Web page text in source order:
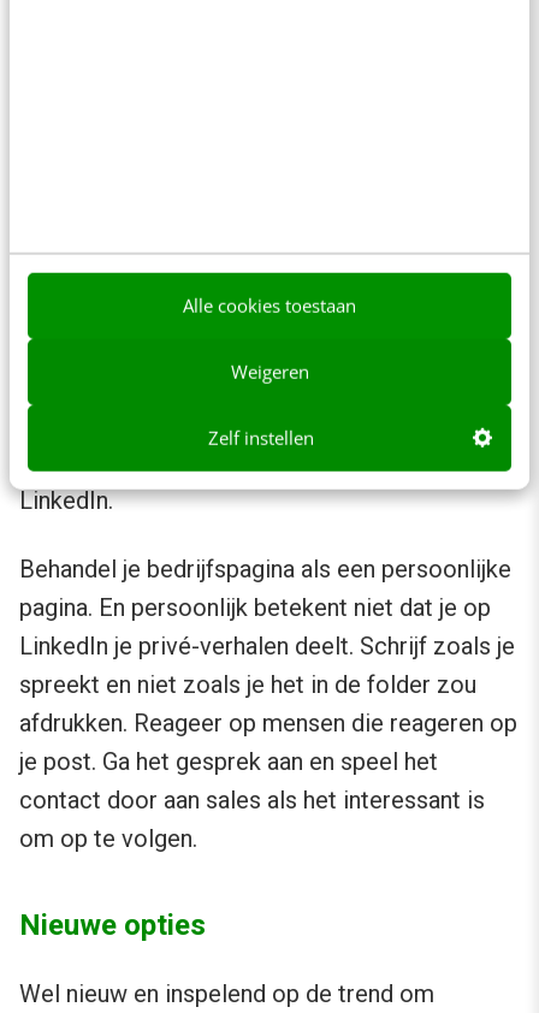
Alle cookies toestaan
Weigeren
Zelf instellen
Doe onderzoek op LinkedIn naar je klant en de
DMU. Gebruik de filters op LinkedIn om
optimaal te zoeken. Lees, luister en leer op
LinkedIn wat je klant laat zien. En deel
informatie die je klant nodig heeft in content op
LinkedIn.
Behandel je bedrijfspagina als een persoonlijke
pagina. En persoonlijk betekent niet dat je op
LinkedIn je privé-verhalen deelt. Schrijf zoals je
spreekt en niet zoals je het in de folder zou
afdrukken. Reageer op mensen die reageren op
je post. Ga het gesprek aan en speel het
contact door aan sales als het interessant is
om op te volgen.
Nieuwe opties
Wel nieuw en inspelend op de trend om